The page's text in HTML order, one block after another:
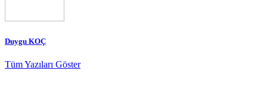
Duygu KOÇ
Tüm Yazıları Göster